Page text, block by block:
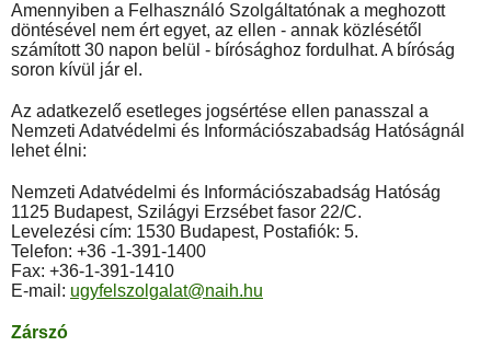
Amennyiben a Felhasználó Szolgáltatónak a meghozott
döntésével nem ért egyet, az ellen - annak közlésétől
számított 30 napon belül - bírósághoz fordulhat. A bíróság
soron kívül jár el.
Az adatkezelő esetleges jogsértése ellen panasszal a
Nemzeti Adatvédelmi és Információszabadság Hatóságnál
lehet élni:
Nemzeti Adatvédelmi és Információszabadság Hatóság
1125 Budapest, Szilágyi Erzsébet fasor 22/C.
Levelezési cím: 1530 Budapest, Postafiók: 5.
Telefon: +36 -1-391-1400
Fax: +36-1-391-1410
E-mail: ugyfelszolgalat@naih.hu
Zárszó